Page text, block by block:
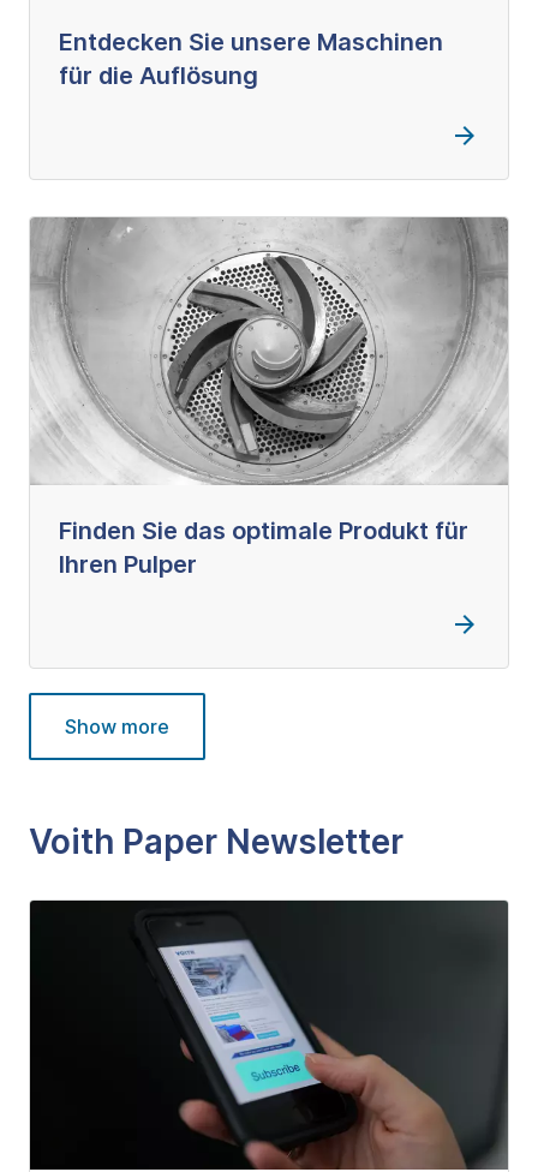
Entdecken Sie unsere Maschinen
für die Auflösung
Finden Sie das optimale Produkt für
Ihren Pulper
Show more
Voith Paper Newsletter